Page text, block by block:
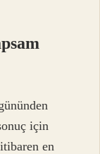
için
en